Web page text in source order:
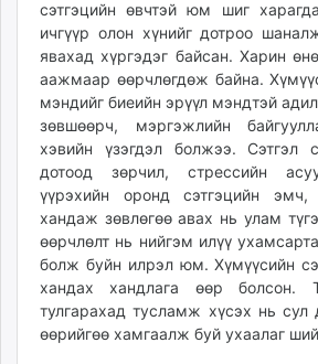
сэтгэцийн өвчтэй юм шиг
ичгүүр олон хүнийг дотроо
явахад хүргэдэг байсан. Харин
аажмаар өөрчлөгдөж байна.
мэндийг биеийн эрүүл мэндтэй
зөвшөөрч, мэргэжлийн
хэвийн үзэгдэл болжээ. Сэтгэл
дотоод зөрчил, стрессийн
үүрэхийн оронд сэтгэцийн эмч,
хандаж зөвлөгөө авах нь улам
өөрчлөлт нь нийгэм илүү
болж буйн илрэл юм. Хүмүүсийн
хандах хандлага өөр болсон.
тулгарахад тусламж хүсэх нь
өөрийгөө хамгаалж буй ухаалаг